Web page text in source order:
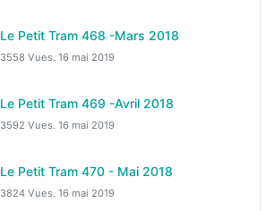
Le Petit Tram 468 -Mars 2018
3558 Vues. 16 mai 2019
Le Petit Tram 469 -Avril 2018
3592 Vues. 16 mai 2019
Le Petit Tram 470 - Mai 2018
3824 Vues. 16 mai 2019